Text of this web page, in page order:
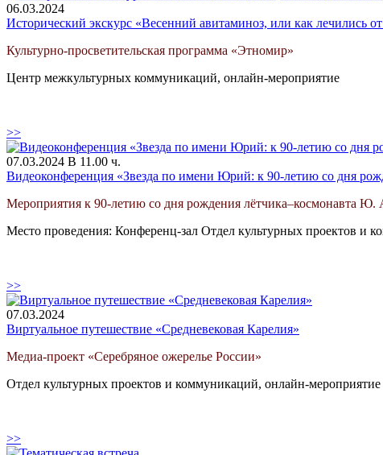
06.03.2024
Исторический экскурс «Весенний авитаминоз, или как лечились
Культурно-просветительская программа «Этномир»
Центр межкультурных коммуникаций, онлайн-мероприятие
>>
07.03.2024 В 11.00 ч.
Видеоконференция «Звезда по имени Юрий: к 90-летию со дня
Мероприятия к 90-летию со дня рождения лётчика–космонавта Ю.
Место проведения: Конференц-зал Отдел культурных проектов и
>>
07.03.2024
Виртуальное путешествие «Средневековая Карелия»
Медиа-проект «Серебряное ожерелье России»
Отдел культурных проектов и коммуникаций, онлайн-мероприятие
>>